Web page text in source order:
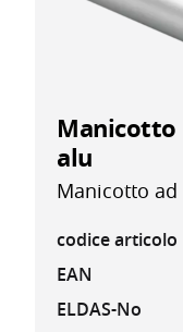
Manicotto
alu
Manicotto
codice articolo
EAN
ELDAS-No